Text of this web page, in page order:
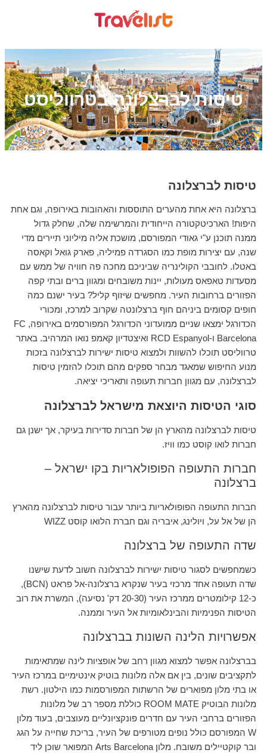
טיסות לברצלונה בטרווליסט
טיסות לברצלונה
ברצלונה היא אחת מהערים התוססות והאהובות באירופה, וגם אחת
היפות! הארכיטקטורה הייחודית והמרשימה שלה, שחלק גדול
ממנה תוכנן ע"י גאודי המפורסם, מושכת אליה מיליוני תיירים מדי
שנה, עם יצירות מופת כמו הסגרדה פמיליה, פארק גואל וקאסה
באטלו. לחובבי הקולינריה שביניכם מחכה פה חוויה של ממש עם
מסעדות טאפאס מעולות, יינות משובחים ומגוון ברים ובתי קפה
הפזורים ברחובות העיר. מחפשים שיזוף קליל? בעיר ישנם כמה
חופים קסומים ביניהם חוף ברצלונטה שקרוב למרכז, ומכורי
הכדורגל ימצאו שניים ממועדוני הכדורגל המפורסמים באירופה, FC
Barcelona ו-RCD Espanyol ואיצטדיון קאמפ נואו המרהיב. באתר
טרווליסט תוכלו להשוות ולמצוא טיסות ישירות לברצלונה בזכות
מנוע החיפוש שמאגד מבחר ספקים מהם תוכלו להזמין טיסות
לברצלונה, עם מגוון חברות תעופה ותאריכי יציאה.
סוגי הטיסות היוצאת מישראל לברצלונה
טיסות לברצלונה מהארץ הן של חברות סדירות בעיקר, אך ישנן גם
חברות לואו קוסט כמו וויז.
חברות התעופה הפופולאריות בקו ישראל –
ברצלונה
חברות התעופה הפופולאריות ביותר עבור טיסות לברצלונה מהארץ
הן של אל על, ויולינג, איבריה וגם חברת הלואו קוסט WIZZ
שדה התעופה של ברצלונה
כשמחפשים לסגור טיסות ישירות לברצלונה חשוב לדעת שישנו
שדה תעופה אחד מרכזי בעיר שנקרא ברצלונה-אל פראט (BCN),
כ-12 קילומטרים ממרכז העיר (20-30 דק' נסיעה), המשרת את רוב
הטיסות הפנימיות והבינלאומיות אל העיר וממנה.
אפשרויות הלינה השונות בברצלונה
בברצלונה אפשר למצוא מגוון רחב של אופציות לינה שמתאימות
לתקציבים שונים, בין אם אלה מלונות בוטיק אינטימיים במרכז העיר
או בתי מלון מפוארים של הרשתות המפורסמות כמו הילטון. רשת
מלונות הבוטיק ROOM MATE כוללת מספר רב של מלונות
הפזורים ברחבי העיר עם חדרים פונקציונליים מעוצבים, בעוד מלון
W המפורסם כולל נופים מטורפים של העיר, בריכת שחייה על הגג
ובר קוקטיילים משובח. מלון Arts Barcelona המפואר שוכן ליד